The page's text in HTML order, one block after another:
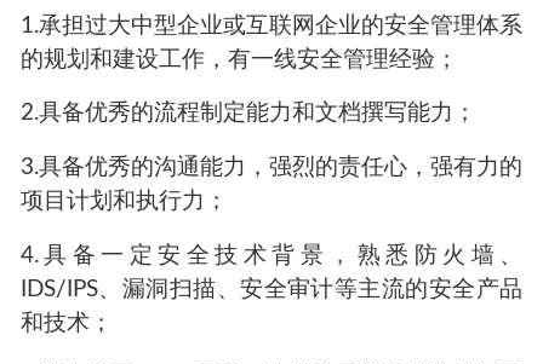
1.承担过大中型企业或互联网企业的安全管理体系
的规划和建设工作，有一线安全管理经验；
2.具备优秀的流程制定能力和文档撰写能力；
3.具备优秀的沟通能力，强烈的责任心，强有力的
项目计划和执行力；
4.具备一定安全技术背景，熟悉防火墙、
IDS/IPS、漏洞扫描、安全审计等主流的安全产品
和技术；